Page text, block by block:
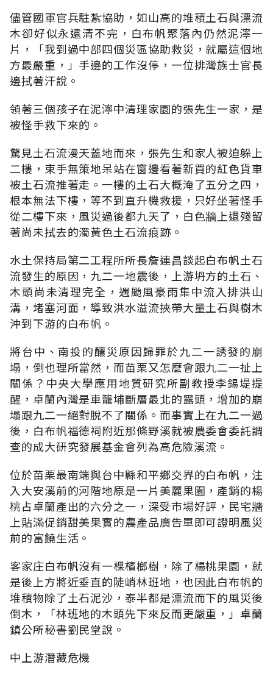
儘管國軍官兵駐紮協助，如山高的堆積土石與漂流
木卻好似永遠清不完，白布帆聚落內仍然泥濘一
片，「我到過中部四個災區協助救災，就屬這個地
方最嚴重，」手邊的工作沒停，一位排灣族士官長
邊拭著汗說。
領著三個孩子在泥濘中清理家園的張先生一家，是
被怪手救下來的。
驚見土石流漫天蓋地而來，張先生和家人被迫躲上
二樓，束手無策地呆站在窗邊看著新買的紅色貨車
被土石流推著走。一樓的土石大概淹了五分之四，
根本無法下樓，等不到直升機救援，只好坐著怪手
從二樓下來，風災過後都九天了，白色牆上還殘留
著尚未拭去的濁黃色土石流痕跡。
水土保持局第二工程所所長詹連昌談起白布帆土石
流發生的原因，九二一地震後，上游坍方的土石、
木頭尚未清理完全，遇颱風豪雨集中流入排洪山
溝，堵塞河面，導致洪水溢流挾帶大量土石與樹木
沖到下游的白布帆。
將台中、南投的釀災原因歸罪於九二一誘發的崩
塌，倒也理所當然，而苗栗又怎麼會跟九二一扯上
關係？中央大學應用地質研究所副教授李錫堤提
醒，卓蘭內灣是車籠埔斷層最北的露頭，增加的崩
塌跟九二一絕對脫不了關係。而事實上在九二一過
後，白布帆福德祠附近那條野溪就被農委會委託調
查的成大研究發展基金會列為高危險溪流。
位於苗栗最南端與台中縣和平鄉交界的白布帆，注
入大安溪前的河階地原是一片美麗果園，產銷的楊
桃占卓蘭產出的六分之一，深受市場好評，民宅牆
上貼滿促銷甜美果實的農產品廣告單即可證明風災
前的富饒生活。
客家庄白布帆沒有一棵檳榔樹，除了楊桃果園，就
是後上方將近垂直的陡峭林班地，也因此白布帆的
堆積物除了土石泥沙，泰半都是漂流而下的風災後
倒木，「林班地的木頭先下來反而更嚴重，」卓蘭
鎮公所秘書劉民堂說。
中上游潛藏危機